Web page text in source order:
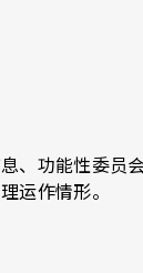
、功能性委员
运作情形。